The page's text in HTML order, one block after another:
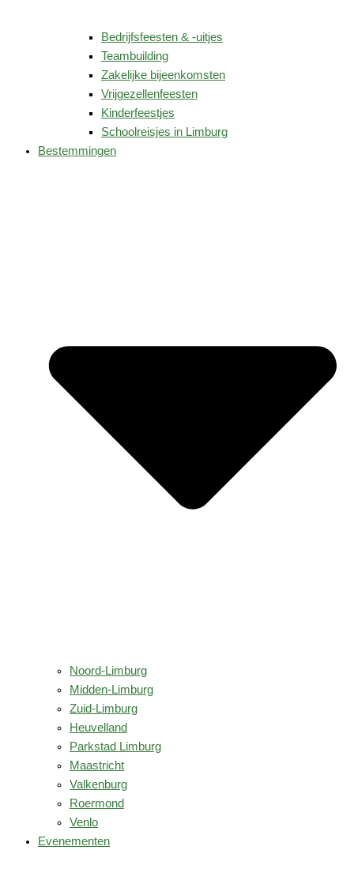
Bedrijfsfeesten & -uitjes
Teambuilding
Zakelijke bijeenkomsten
Vrijgezellenfeesten
Kinderfeestjes
Schoolreisjes in Limburg
Bestemmingen
Noord-Limburg
Midden-Limburg
Zuid-Limburg
Heuvelland
Parkstad Limburg
Maastricht
Valkenburg
Roermond
Venlo
Evenementen